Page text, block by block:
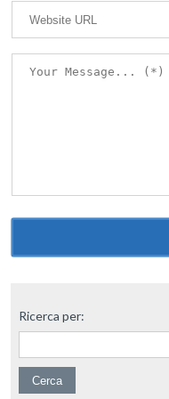
Ricerca per: